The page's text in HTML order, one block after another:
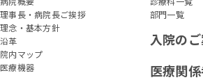
理事長・病院長ご挨拶
理念・基本方針
沿革
院内マップ
医療機器
部門一覧
入院の
医療関